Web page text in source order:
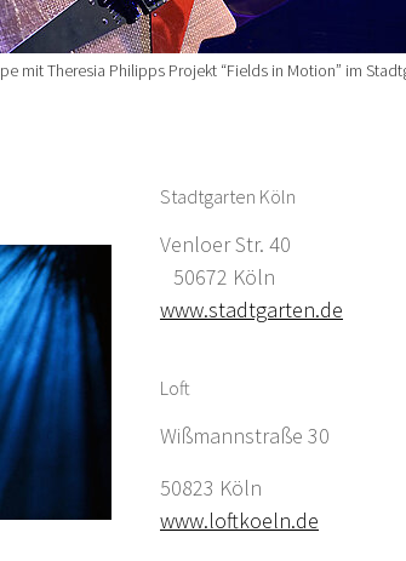
mit Theresia Philipps Projekt “Fields in Motion” im
Stadtgarten Köln
Venloer Str. 40
50672 Köln
www.stadtgarten.de
Loft
Wißmannstraße 30
50823 Köln
www.loftkoeln.de